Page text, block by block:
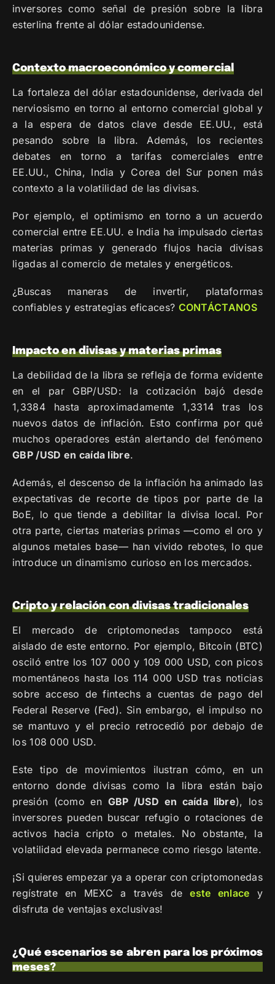
inversores como señal de presión sobre la libra
esterlina frente al dólar estadounidense.
Contexto macroeconómico y comercial
La fortaleza del dólar estadounidense, derivada del
nerviosismo en torno al entorno comercial global y
a la espera de datos clave desde EE.UU., está
pesando sobre la libra. Además, los recientes
debates en torno a tarifas comerciales entre
EE.UU., China, India y Corea del Sur ponen más
contexto a la volatilidad de las divisas.
Por ejemplo, el optimismo en torno a un acuerdo
comercial entre EE.UU. e India ha impulsado ciertas
materias primas y generado flujos hacia divisas
ligadas al comercio de metales y energéticos.
¿Buscas maneras de invertir, plataformas
confiables y estrategias eficaces? CONTÁCTANOS
Impacto en divisas y materias primas
La debilidad de la libra se refleja de forma evidente
en el par GBP/USD: la cotización bajó desde
1,3384 hasta aproximadamente 1,3314 tras los
nuevos datos de inflación. Esto confirma por qué
muchos operadores están alertando del fenómeno
GBP /USD en caída libre.
Además, el descenso de la inflación ha animado las
expectativas de recorte de tipos por parte de la
BoE, lo que tiende a debilitar la divisa local. Por
otra parte, ciertas materias primas —como el oro y
algunos metales base— han vivido rebotes, lo que
introduce un dinamismo curioso en los mercados.
Cripto y relación con divisas tradicionales
El mercado de criptomonedas tampoco está
aislado de este entorno. Por ejemplo, Bitcoin (BTC)
osciló entre los 107 000 y 109 000 USD, con picos
momentáneos hasta los 114 000 USD tras noticias
sobre acceso de fintechs a cuentas de pago del
Federal Reserve (Fed). Sin embargo, el impulso no
se mantuvo y el precio retrocedió por debajo de
los 108 000 USD.
Este tipo de movimientos ilustran cómo, en un
entorno donde divisas como la libra están bajo
presión (como en GBP /USD en caída libre), los
inversores pueden buscar refugio o rotaciones de
activos hacia cripto o metales. No obstante, la
volatilidad elevada permanece como riesgo latente.
¡Si quieres empezar ya a operar con criptomonedas
regístrate en MEXC a través deeste enlace y
disfruta de ventajas exclusivas!
¿Qué escenarios se abren para los próximos
meses?